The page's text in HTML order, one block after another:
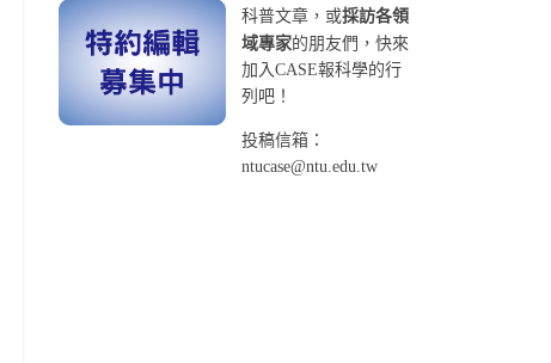
科普文章，或採訪各領
域專家的朋友們，快來
加入CASE報科學的行
列吧！
投稿信箱：
ntucase@ntu.edu.tw